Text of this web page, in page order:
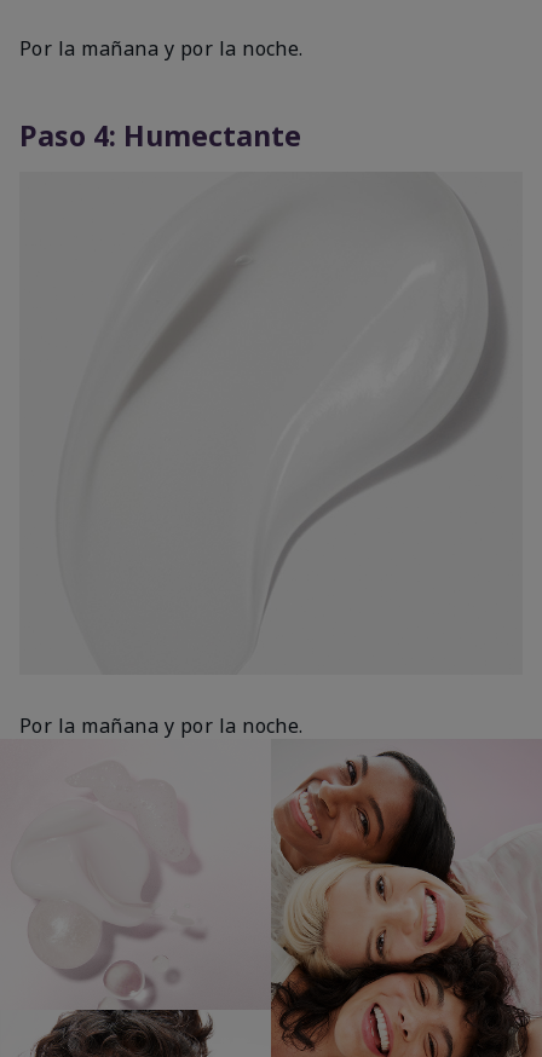
Por la mañana y por la noche.
Paso 4: Humectante
Por la mañana y por la noche.